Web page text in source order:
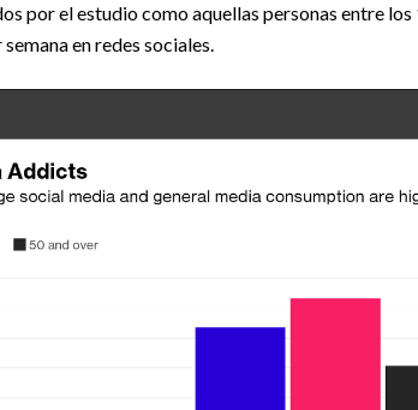
por el estudio como aquellas personas entre los
en redes sociales.